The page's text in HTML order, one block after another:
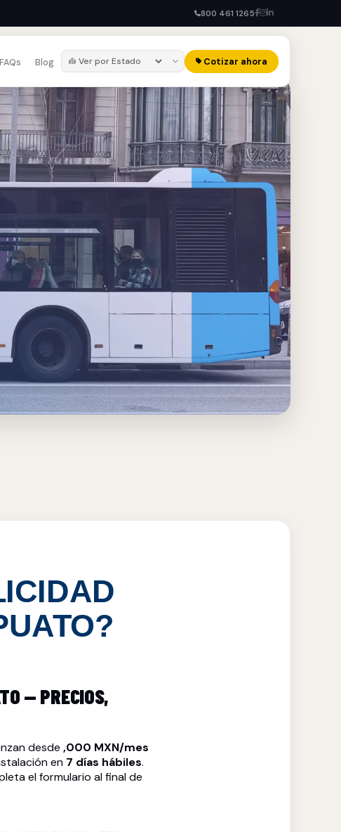
800 461 1265
FAQs Blog Cotizar ahora
— PRECIOS,
desde ,000 MXN/mes
en 7 días hábiles.
el formulario al final de